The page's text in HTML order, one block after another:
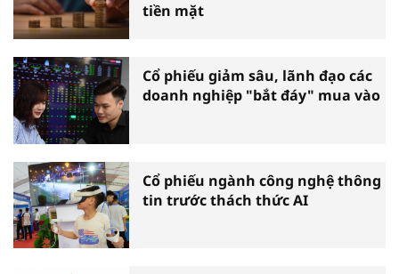
tiền mặt
Cổ phiếu giảm sâu, lãnh đạo các
doanh nghiệp "bắt đáy" mua vào
Cổ phiếu ngành công nghệ thông
tin trước thách thức AI